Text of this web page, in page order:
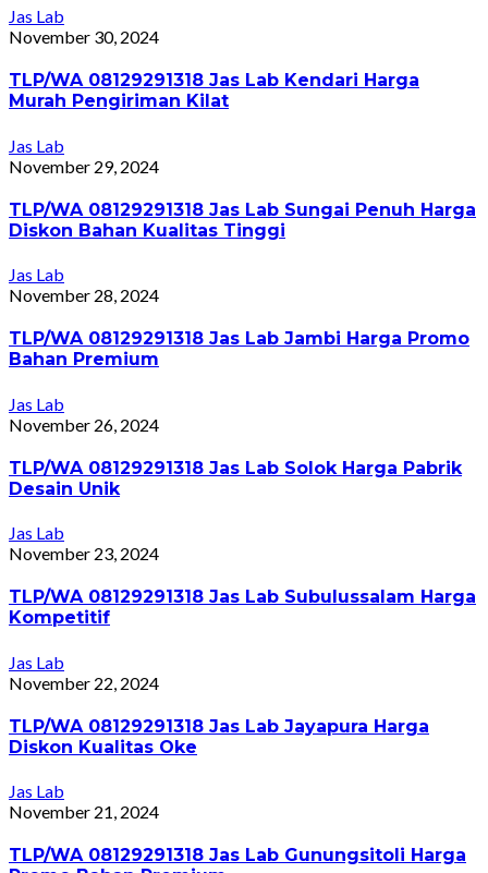
Jas Lab
November 30, 2024
TLP/WA 08129291318 Jas Lab Kendari Harga
Murah Pengiriman Kilat
Jas Lab
November 29, 2024
TLP/WA 08129291318 Jas Lab Sungai Penuh Harga
Diskon Bahan Kualitas Tinggi
Jas Lab
November 28, 2024
TLP/WA 08129291318 Jas Lab Jambi Harga Promo
Bahan Premium
Jas Lab
November 26, 2024
TLP/WA 08129291318 Jas Lab Solok Harga Pabrik
Desain Unik
Jas Lab
November 23, 2024
TLP/WA 08129291318 Jas Lab Subulussalam Harga
Kompetitif
Jas Lab
November 22, 2024
TLP/WA 08129291318 Jas Lab Jayapura Harga
Diskon Kualitas Oke
Jas Lab
November 21, 2024
TLP/WA 08129291318 Jas Lab Gunungsitoli Harga